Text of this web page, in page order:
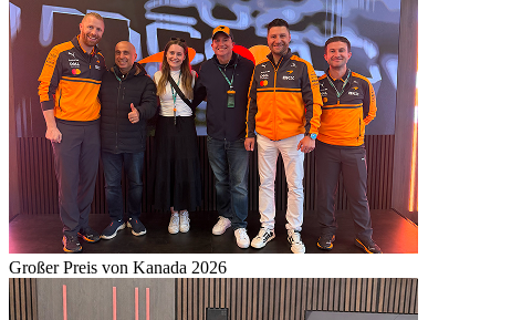
Großer Preis von Kanada 2026